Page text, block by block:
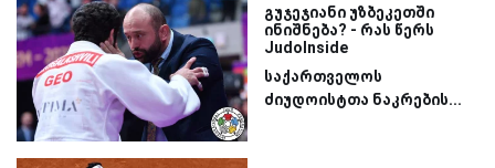
გუჯეჯიანი უზბეკეთში
ინიშნება? - რას წერს
JudoInside
საქართველოს
ძიუდოისტთა ნაკრების...